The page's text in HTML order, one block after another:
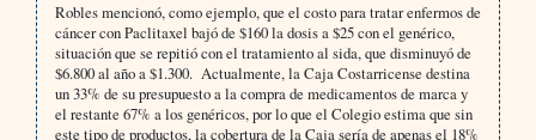
Robles mencionó, como ejemplo, que el costo para tratar enfermos de
cáncer con Paclitaxel bajó de $160 la dosis a $25 con el genérico,
situación que se repitió con el tratamiento al sida, que disminuyó de
$6.800 al año a $1.300. Actualmente, la Caja Costarricense destina
un 33% de su presupuesto a la compra de medicamentos de marca y
el restante 67% a los genéricos, por lo que el Colegio estima que sin
este tipo de productos, la cobertura de la Caja sería de apenas el 18%